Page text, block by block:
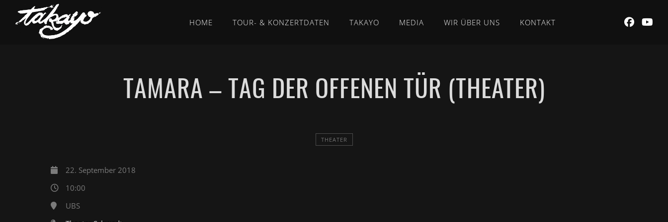
HOME TOUR- & KONZERTDATEN TAKAYO MEDIA WIR ÜBER UNS KONTAKT
TAMARA – TAG DER OFFENEN TÜR (THEATER)
THEATER
22. September 2018
10:00
UBS